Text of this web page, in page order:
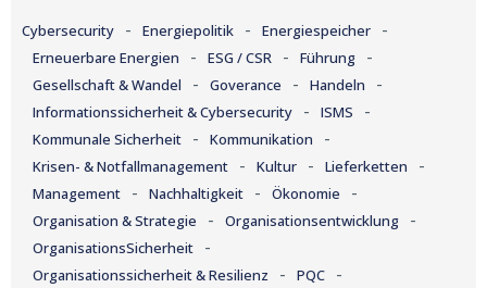
Cybersecurity - Energiepolitik - Energiespeicher -
Erneuerbare Energien - ESG / CSR - Führung -
Gesellschaft & Wandel - Goverance - Handeln -
Informationssicherheit & Cybersecurity - ISMS -
Kommunale Sicherheit - Kommunikation -
Krisen- & Notfallmanagement - Kultur - Lieferketten -
Management - Nachhaltigkeit - Ökonomie -
Organisation & Strategie - Organisationsentwicklung -
OrganisationsSicherheit -
Organisationssicherheit & Resilienz - PQC -